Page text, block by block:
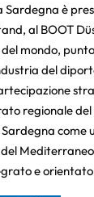
Sardegna è
al BOOT
mondo,
del
regionale
come
e